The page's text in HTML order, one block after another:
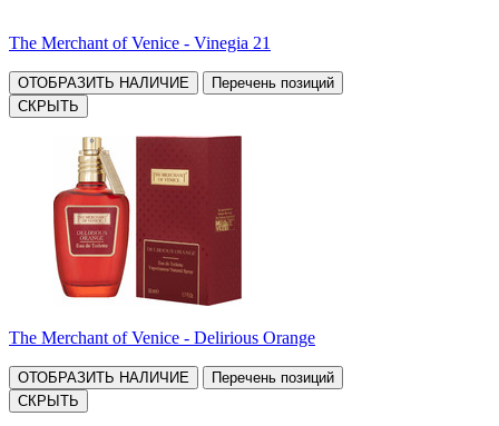
The Merchant of Venice - Vinegia 21
ОТОБРАЗИТЬ НАЛИЧИЕ
Перечень позиций
СКРЫТЬ
The Merchant of Venice - Delirious Orange
ОТОБРАЗИТЬ НАЛИЧИЕ
Перечень позиций
СКРЫТЬ